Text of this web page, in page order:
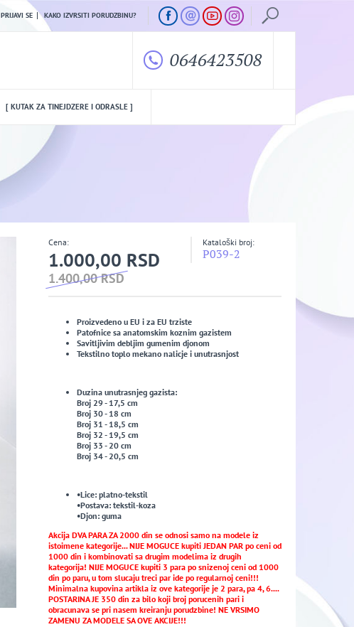
PRIJAVI SE KAKO IZVRSITI PORUDZBINU?
0646423508
[ KUTAK ZA TINEJDZERE I ODRASLE ]
Cena:
1.000,00 RSD
1.400,00 RSD
Kataloški broj:
P039-2
Proizvedeno u EU i za EU trziste
Patofnice sa anatomskim koznim gazistem
Savitljivim debljim gumenim djonom
Tekstilno toplo mekano nalicje i unutrasnjost
Duzina unutrasnjeg gazista:
Broj 29 - 17,5 cm
Broj 30 - 18 cm
Broj 31 - 18,5 cm
Broj 32 - 19,5 cm
Broj 33 - 20 cm
Broj 34 - 20,5 cm
•Lice: platno-tekstil
•Postava: tekstil-koza
•Djon: guma
Akcija DVA PARA ZA 2000 din se odnosi samo na modele iz
istoimene kategorije... NIJE MOGUCE kupiti JEDAN PAR po ceni od
1000 din i kombinovati sa drugim modelima iz drugih
kategorija! NIJE MOGUCE kupiti 3 para po snizenoj ceni od 1000
din po paru, u tom slucaju treci par ide po regularnoj ceni!!!
Minimalna kupovina artikla iz ove kategorije je 2 para, pa 4, 6....
POSTARINA JE 350 din za bilo koji broj porucenih pari i
obracunava se pri nasem kreiranju porudzbine! NE VRSIMO
ZAMENU ZA MODELE SA OVE AKCIJE!!!